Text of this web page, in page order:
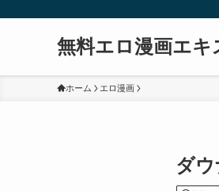
無料エロ漫画エキ
ホーム エロ漫画
ダウ